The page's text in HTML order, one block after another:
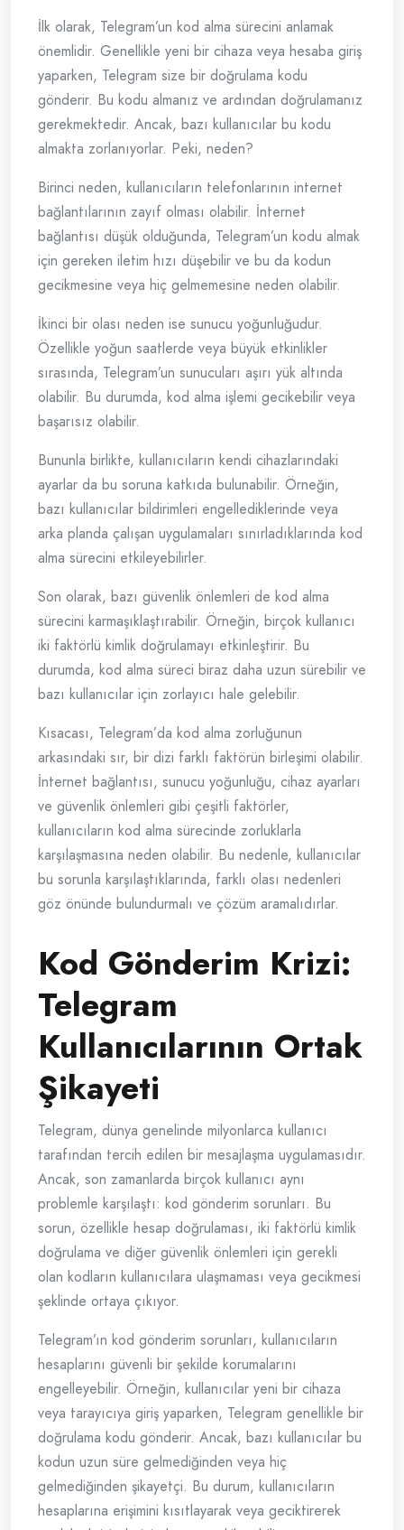
İlk olarak, Telegram’un kod alma sürecini anlamak
önemlidir. Genellikle yeni bir cihaza veya hesaba giriş
yaparken, Telegram size bir doğrulama kodu
gönderir. Bu kodu almanız ve ardından doğrulamanız
gerekmektedir. Ancak, bazı kullanıcılar bu kodu
almakta zorlanıyorlar. Peki, neden?
Birinci neden, kullanıcıların telefonlarının internet
bağlantılarının zayıf olması olabilir. İnternet
bağlantısı düşük olduğunda, Telegram’un kodu almak
için gereken iletim hızı düşebilir ve bu da kodun
gecikmesine veya hiç gelmemesine neden olabilir.
İkinci bir olası neden ise sunucu yoğunluğudur.
Özellikle yoğun saatlerde veya büyük etkinlikler
sırasında, Telegram’un sunucuları aşırı yük altında
olabilir. Bu durumda, kod alma işlemi gecikebilir veya
başarısız olabilir.
Bununla birlikte, kullanıcıların kendi cihazlarındaki
ayarlar da bu soruna katkıda bulunabilir. Örneğin,
bazı kullanıcılar bildirimleri engellediklerinde veya
arka planda çalışan uygulamaları sınırladıklarında kod
alma sürecini etkileyebilirler.
Son olarak, bazı güvenlik önlemleri de kod alma
sürecini karmaşıklaştırabilir. Örneğin, birçok kullanıcı
iki faktörlü kimlik doğrulamayı etkinleştirir. Bu
durumda, kod alma süreci biraz daha uzun sürebilir ve
bazı kullanıcılar için zorlayıcı hale gelebilir.
Kısacası, Telegram’da kod alma zorluğunun
arkasındaki sır, bir dizi farklı faktörün birleşimi olabilir.
İnternet bağlantısı, sunucu yoğunluğu, cihaz ayarları
ve güvenlik önlemleri gibi çeşitli faktörler,
kullanıcıların kod alma sürecinde zorluklarla
karşılaşmasına neden olabilir. Bu nedenle, kullanıcılar
bu sorunla karşılaştıklarında, farklı olası nedenleri
göz önünde bulundurmalı ve çözüm aramalıdırlar.
Kod Gönderim Krizi:
Telegram
Kullanıcılarının Ortak
Şikayeti
Telegram, dünya genelinde milyonlarca kullanıcı
tarafından tercih edilen bir mesajlaşma uygulamasıdır.
Ancak, son zamanlarda birçok kullanıcı aynı
problemle karşılaştı: kod gönderim sorunları. Bu
sorun, özellikle hesap doğrulaması, iki faktörlü kimlik
doğrulama ve diğer güvenlik önlemleri için gerekli
olan kodların kullanıcılara ulaşmaması veya gecikmesi
şeklinde ortaya çıkıyor.
Telegram’ın kod gönderim sorunları, kullanıcıların
hesaplarını güvenli bir şekilde korumalarını
engelleyebilir. Örneğin, kullanıcılar yeni bir cihaza
veya tarayıcıya giriş yaparken, Telegram genellikle bir
doğrulama kodu gönderir. Ancak, bazı kullanıcılar bu
kodun uzun süre gelmediğinden veya hiç
gelmediğinden şikayetçi. Bu durum, kullanıcıların
hesaplarına erişimini kısıtlayarak veya geciktirerek